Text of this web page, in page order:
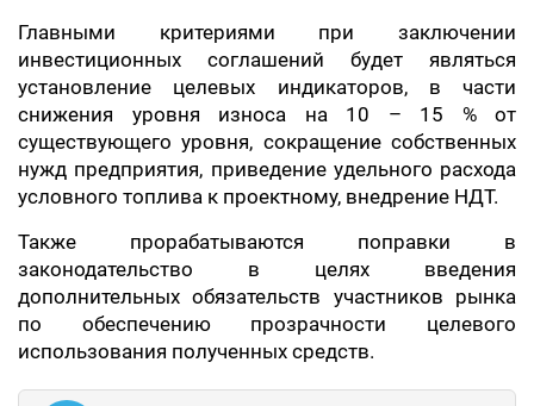
Главными критериями при заключении
инвестиционных соглашений будет являться
установление целевых индикаторов, в части
снижения уровня износа на 10 – 15 % от
существующего уровня, сокращение собственных
нужд предприятия, приведение удельного расхода
условного топлива к проектному, внедрение НДТ.
Также прорабатываются поправки в
законодательство в целях введения
дополнительных обязательств участников рынка
по обеспечению прозрачности целевого
использования полученных средств.